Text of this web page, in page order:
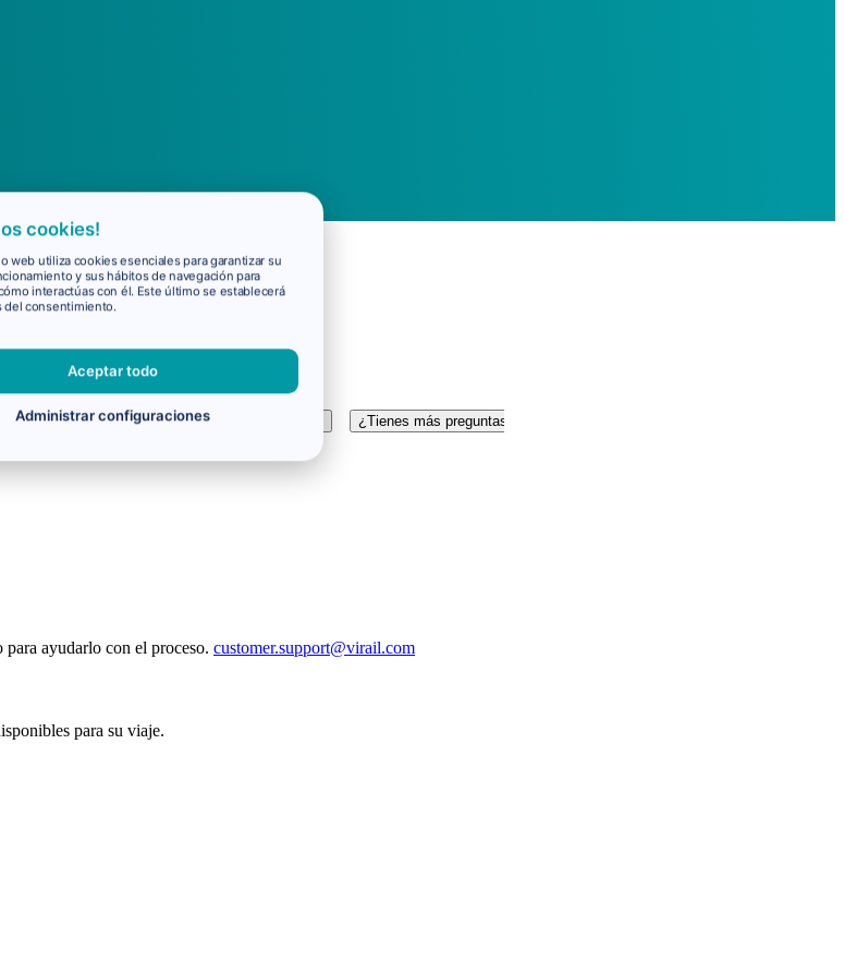
Virail? Cancela tu reserva directamente ¿Tienes más preguntas?
para ayudarlo con el proceso. customer.support@virail.com
para su viaje.
cookies!
web utiliza cookies esenciales para garantizar su
y sus hábitos de navegación para
interactúas con él. Este último se establecerá
del consentimiento.
Aceptar todo
Administrar configuraciones